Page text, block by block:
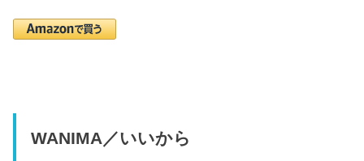
WANIMA／いいから